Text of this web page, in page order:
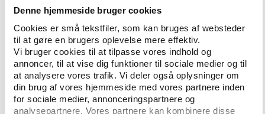
Denne hjemmeside bruger cookies
Cookies er små tekstfiler, som kan bruges af websteder
til at gøre en brugers oplevelse mere effektiv.
Vi bruger cookies til at tilpasse vores indhold og
annoncer, til at vise dig funktioner til sociale medier og til
at analysere vores trafik. Vi deler også oplysninger om
din brug af vores hjemmeside med vores partnere inden
for sociale medier, annonceringspartnere og
analysepartnere. Vores partnere kan kombinere disse
bredere målgrupper end de kommercielle centre, de
er bedre til at fastholde deres medlemmer, og der er
et stærkere socialt element i træningen.
Men ambitionen med initiativet er, at alle landets
fitnesscentre, også de kommercielle, kan lade sig
inspirere til at skabe bedre tilgængelighed for
handicappede.